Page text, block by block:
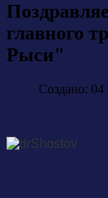
главного
Рыси"
Создано: